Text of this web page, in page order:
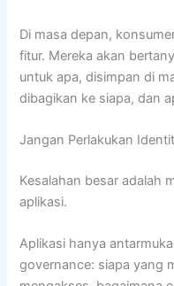
Di masa depan,
fitur. Mereka akan
untuk apa, disimpan di
dibagikan ke siapa, dan
Jangan Perlakukan
Kesalahan besar adalah
aplikasi.
Aplikasi hanya
governance: siapa yang